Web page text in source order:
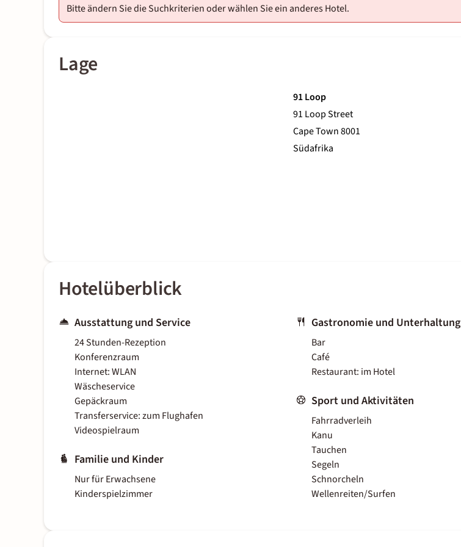
Bitte ändern Sie die Suchkriterien oder wählen Sie ein anderes Hotel.
Lage
91 Loop
91 Loop Street
Cape Town 8001
Südafrika
Hotelüberblick
Ausstattung und Service
24 Stunden-Rezeption
Konferenzraum
Internet: WLAN
Wäscheservice
Gepäckraum
Transferservice: zum Flughafen
Videospielraum
Familie und Kinder
Nur für Erwachsene
Kinderspielzimmer
Gastronomie und Unterhaltung
Bar
Café
Restaurant: im Hotel
Sport und Aktivitäten
Fahrradverleih
Kanu
Tauchen
Segeln
Schnorcheln
Wellenreiten/Surfen